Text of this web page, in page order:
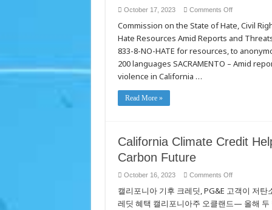
October 17, 2023 Comments Offon
on
the
State
Hate,
CRD
Urge
Commission on the State of Hate, Civil
Hate Resources Amid Reports and
833-8-NO-HATE for resources, to
200 languages SACRAMENTO – Amid
violence in California …
Read More »
California Climate Credit
Carbon Future
October 16, 2023 Comments Offon
Climate
Credit
Helps
캘리포니아 기후 크레딧, PG&E 고객이 저
레딧 혜택 캘리포니아주 오클랜드— 올해